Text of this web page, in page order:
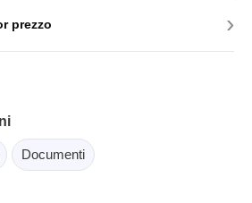
prezzo ›
Documenti